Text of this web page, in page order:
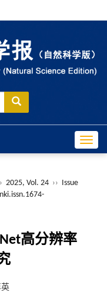
2025, Vol. 24 ›› Issue
高分辨率